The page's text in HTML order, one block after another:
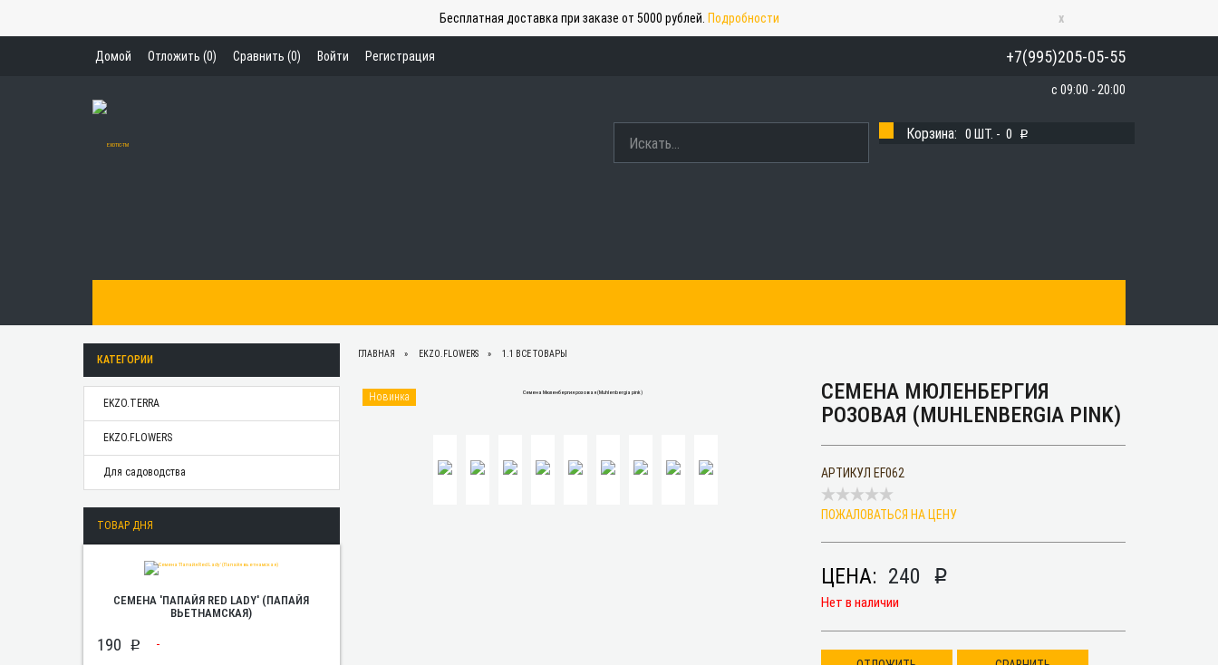
Бесплатная доставка при заказе от 5000 рублей. Подробности x
Домой Отложить (0) Сравнить (0) Войти Регистрация +7(995)205-05-55
с 09:00 - 20:00
Корзина: 0 ШТ. - 0 p
КАТЕГОРИИ
EKZO.TERRA
EKZO.FLOWERS
Для садоводства
ТОВАР ДНЯ
СЕМЕНА 'ПАПАЙЯ RED LADY' (ПАПАЙЯ
ВЬЕТНАМСКАЯ)
190 p
ГЛАВНАЯ EKZO.FLOWERS 1.1 ВСЕ ТОВАРЫ
Новинка
СЕМЕНА МЮЛЕНБЕРГИЯ
РОЗОВАЯ (MUHLENBERGIA PINK)
АРТИКУЛ EF062
ПОЖАЛОВАТЬСЯ НА ЦЕНУ
ЦЕНА: 240 p
Нет в наличии